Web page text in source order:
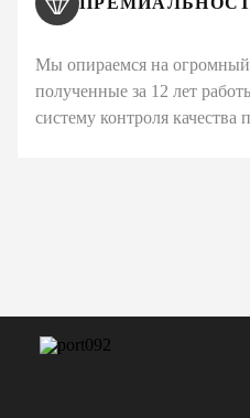
Мы опираемся на огромный
полученные за 12 лет
систему контроля качества